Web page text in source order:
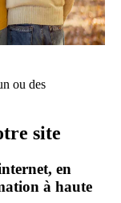
ou des
site
en
à haute